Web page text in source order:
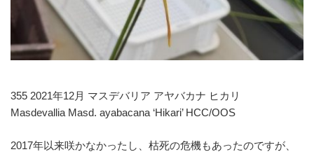
355 2021年12月 マスデバリア アヤバカナ ヒカリ
Masdevallia Masd. ayabacana ‘Hikari’ HCC/OOS
2017年以来咲かなかったし、枯死の危機もあったのですが、